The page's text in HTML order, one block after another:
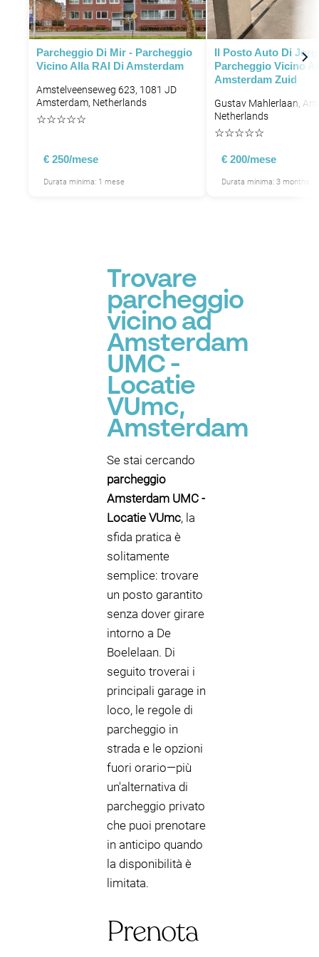
Parcheggio Di Mir - Parcheggio
Vicino Alla RAI Di Amsterdam
Amstelveenseweg 623, 1081 JD
Amsterdam, Netherlands
☆☆☆☆☆
€ 250/mese
Durata minima: 1 mese
Il Posto Auto Di
Parcheggio Vicino
Amsterdam Zuid
Gustav Mahlerlaan,
Netherlands
☆☆☆☆☆
€ 200/mese
Durata minima: 3 months
Trovare
parcheggio
vicino ad
Amsterdam
UMC -
Locatie
VUmc,
Amsterdam
Se stai cercando
parcheggio
Amsterdam UMC -
Locatie VUmc, la
sfida pratica è
solitamente
semplice: trovare
un posto garantito
senza dover girare
intorno a De
Boelelaan. Di
seguito troverai i
principali garage in
loco, le regole di
parcheggio in
strada e le opzioni
fuori orario—più
un'alternativa di
parcheggio privato
che puoi prenotare
in anticipo quando
la disponibilità è
limitata.
Prenota